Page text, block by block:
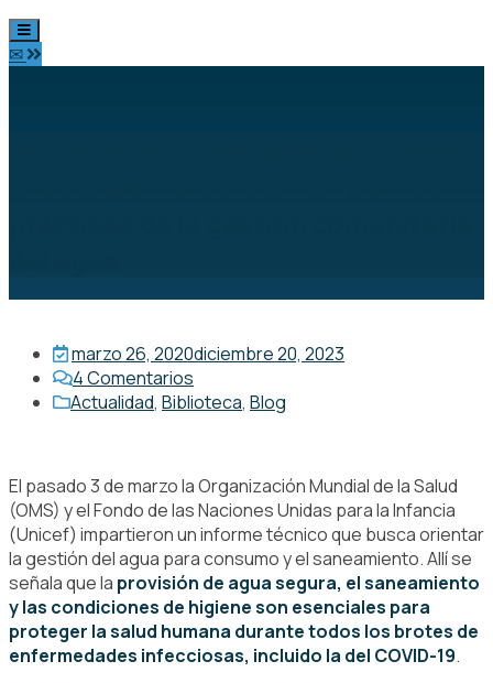
✉
marzo 26, 2020diciembre 20, 2023
4Comentarios
Actualidad, Biblioteca, Blog
El pasado 3 de marzo la Organización Mundial de la Salud
(OMS) y el Fondo de las Naciones Unidas para la Infancia
(Unicef) impartieron un informe técnico que busca orientar
la gestión del agua para consumo y el saneamiento. Allí se
señala que la provisión de agua segura, el saneamiento
y las condiciones de higiene son esenciales para
proteger la salud humana durante todos los brotes de
enfermedades infecciosas, incluido la del COVID-19.